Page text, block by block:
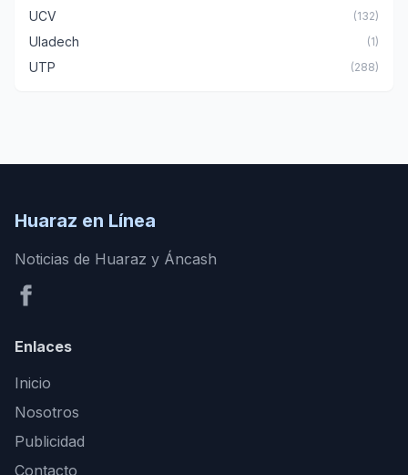
UCV (132)
Uladech (1)
UTP (288)
Huaraz en Línea
Noticias de Huaraz y Áncash
Enlaces
Inicio
Nosotros
Publicidad
Contacto